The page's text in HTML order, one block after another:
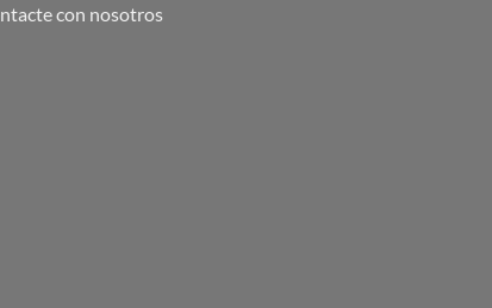
con nosotros